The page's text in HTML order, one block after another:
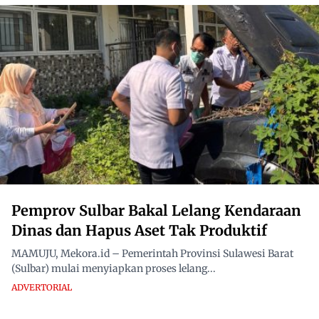
Pemprov Sulbar Bakal Lelang Kendaraan
Dinas dan Hapus Aset Tak Produktif
MAMUJU, Mekora.id – Pemerintah Provinsi Sulawesi Barat
(Sulbar) mulai menyiapkan proses lelang...
ADVERTORIAL